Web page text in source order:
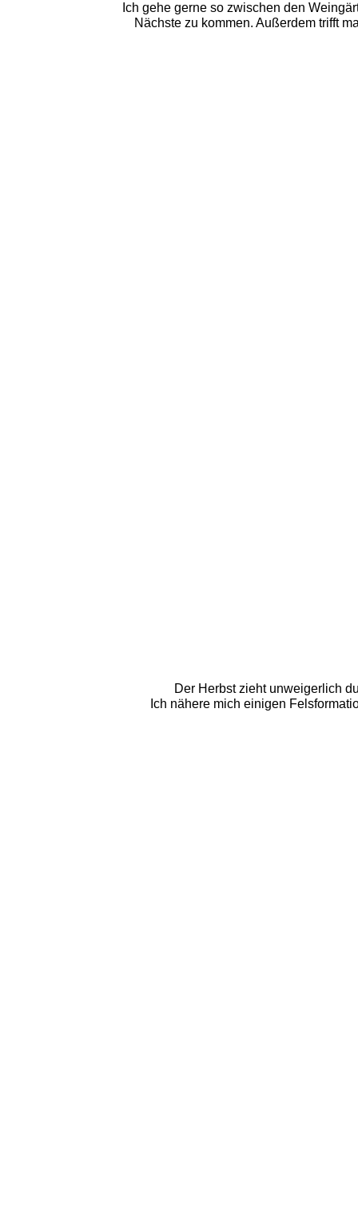
Ich gehe gerne so zwischen den
Nächste zu kommen. Außerdem trifft
Der Herbst zieht unweigerlich
Ich nähere mich einigen